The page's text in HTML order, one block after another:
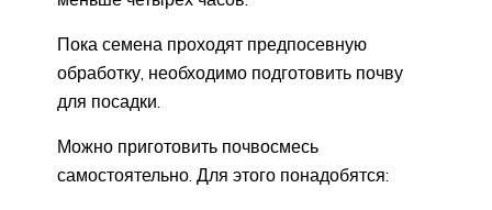
Пока семена проходят предпосевную
обработку, необходимо подготовить почву
для посадки.
Можно приготовить почвосмесь
самостоятельно. Для этого понадобятся: